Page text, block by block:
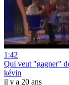
1:42
Qui veut "gagner"
kévin
il y a 20 ans